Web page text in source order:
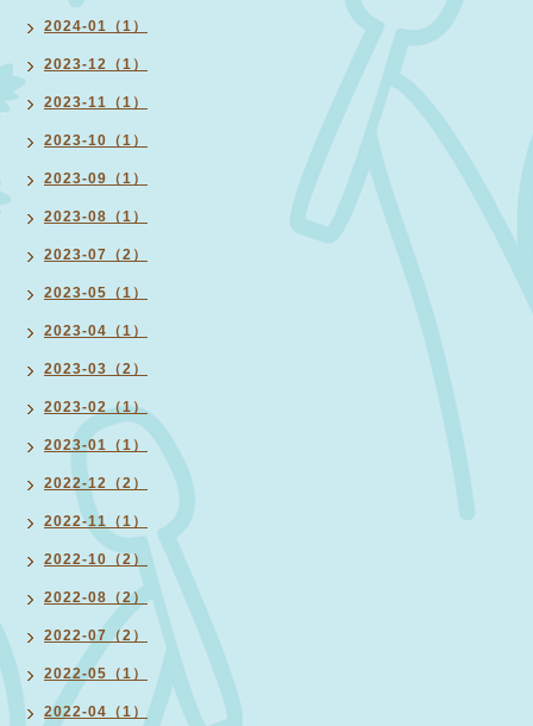
2024-01（1）
2023-12（1）
2023-11（1）
2023-10（1）
2023-09（1）
2023-08（1）
2023-07（2）
2023-05（1）
2023-04（1）
2023-03（2）
2023-02（1）
2023-01（1）
2022-12（2）
2022-11（1）
2022-10（2）
2022-08（2）
2022-07（2）
2022-05（1）
2022-04（1）